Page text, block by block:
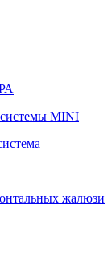
MINI
жалюзи